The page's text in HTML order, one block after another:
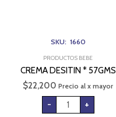
SKU: 1660
PRODUCTOS BEBE
CREMA DESITIN * 57GMS
$22,200 Precio al x mayor
- +